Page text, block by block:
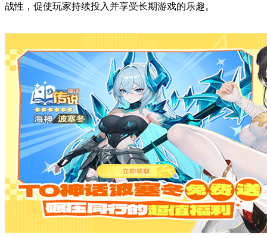
战性，促使玩家持续投入并享受长期游戏的乐趣。